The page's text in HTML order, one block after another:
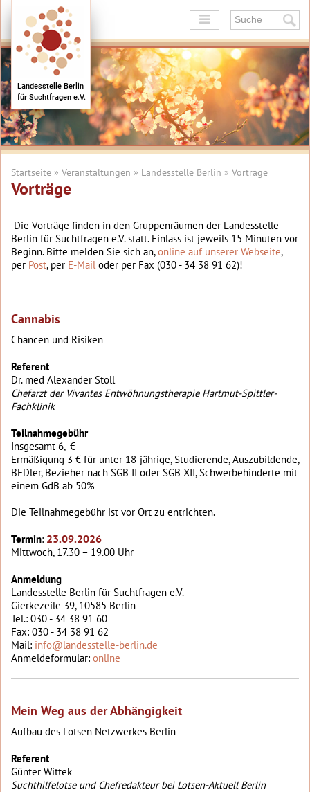
+
+
+
+
+
Landesstelle Berlin
für Suchtfragen e.V.
Startseite » Veranstaltungen » Landesstelle Berlin » Vorträge
Vorträge
Die Vorträge finden in den Gruppenräumen der Landesstelle
Berlin für Suchtfragen e.V. statt. Einlass ist jeweils 15 Minuten vor
Beginn. Bitte melden Sie sich an,online auf unserer Webseite,
per Post, per E-Mailoder per Fax (030 - 34 38 91 62)!
Cannabis
Chancen und Risiken
Referent
Dr. med Alexander Stoll
Chefarzt der Vivantes Entwöhnungstherapie Hartmut-Spittler-
Fachklinik
Teilnahmegebühr
Insgesamt 6,- €
Ermäßigung 3 € für unter 18-jährige, Studierende, Auszubildende,
BFDler, Bezieher nach SGB II oder SGB XII, Schwerbehinderte mit
einem GdB ab 50%
Die Teilnahmegebühr ist vor Ort zu entrichten.
Termin: 23.09.2026
Mittwoch, 17.30 – 19.00 Uhr
Anmeldung
Landesstelle Berlin für Suchtfragen e.V.
Gierkezeile 39, 10585 Berlin
Tel.: 030 - 34 38 91 60
Fax: 030 - 34 38 91 62
Mail: info@landesstelle-berlin.de
Anmeldeformular: online
Mein Weg aus der Abhängigkeit
Aufbau des Lotsen Netzwerkes Berlin
Referent
Günter Wittek
Suchthilfelotse und Chefredakteur bei Lotsen-Aktuell Berlin